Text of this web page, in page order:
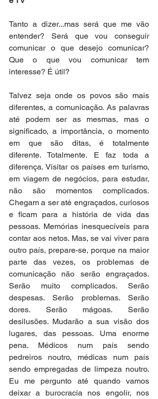
Tanto a dizer...mas será que me vão
entender? Será que vou conseguir
comunicar o que desejo comunicar?
Que o que vou comunicar tem
interesse? É útil?
Talvez seja onde os povos são mais
diferentes, a comunicação. As palavras
até podem ser as mesmas, mas o
significado, a importância, o momento
em que são ditas, é totalmente
diferente. Totalmente. E faz toda a
diferença. Visitar os países em turismo,
em viagem de negócios, para estudar,
não são momentos complicados.
Chegam a ser até engraçados, curiosos
e ficam para a história de vida das
pessoas. Memórias inesquecíveis para
contar aos netos. Mas, se vai viver para
outro país, prepare-se, porque na maior
parte das vezes, os problemas de
comunicação não serão engraçados.
Serão muito complicados. Serão
despesas. Serão problemas. Serão
dores. Serão mágoas. Serão
desilusões. Mudarão a sua visão dos
lugares, das pessoas. Uma enorme
pena. Médicos num país sendo
pedreiros noutro, médicas num país
sendo empregadas de limpeza noutro.
Eu me pergunto até quando vamos
deixar a burocracia nos engolir, nos